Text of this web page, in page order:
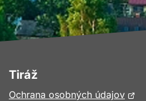
Tiráž
Ochrana osobných údajovOtvorí